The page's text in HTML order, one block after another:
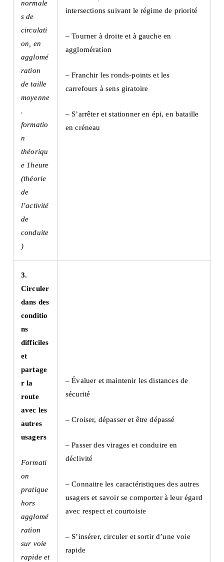
normale
s de
circulati
on, en
agglomé
ration
de taille
moyenne
.
formatio
n
théoriqu
e 1heure
(théorie
de
l’activité
de
conduite
)
intersections suivant le régime de priorité
– Tourner à droite et à gauche en
agglomération
– Franchir les ronds-points et les
carrefours à sens giratoire
– S’arrêter et stationner en épi, en bataille
en créneau
3.
Circuler
dans des
conditio
ns
difficiles
et
partage
r la
route
avec les
autres
usagers
Formati
on
pratique
hors
agglomé
ration
sur voie
rapide et
– Évaluer et maintenir les distances de
sécurité
– Croiser, dépasser et être dépassé
– Passer des virages et conduire en
déclivité
– Connaitre les caractéristiques des autres
usagers et savoir se comporter à leur égard
avec respect et courtoisie
– S’insérer, circuler et sortir d’une voie
rapide